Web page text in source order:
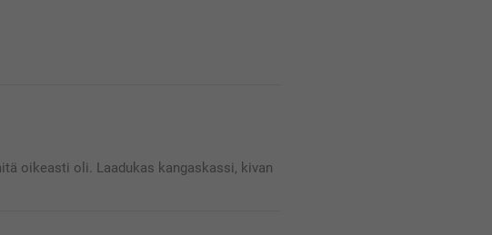
saamaasi tuotteeseen. Mikäli haluat
oikeasti oli. Laadukas kangaskassi, kivan